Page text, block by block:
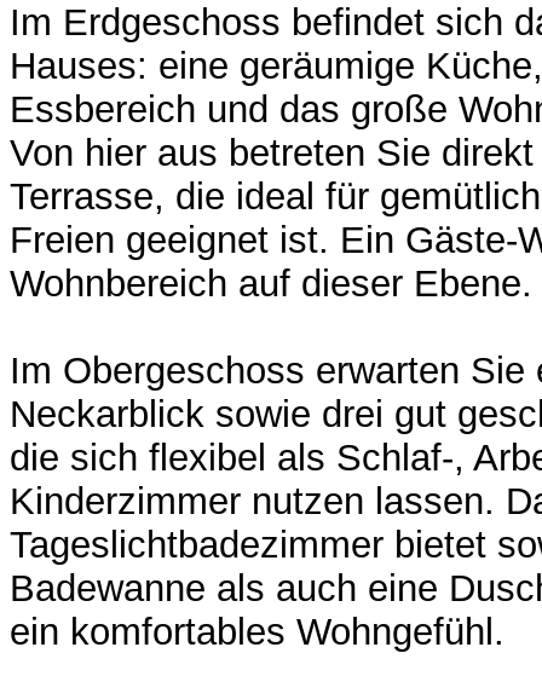
Im Erdgeschoss befindet sich
Hauses: eine geräumige
Essbereich und das große
Von hier aus betreten Sie
Terrasse, die ideal für
Freien geeignet ist. Ein Gäste-
Wohnbereich auf dieser Ebene.
Im Obergeschoss erwarten
Neckarblick sowie drei gut
die sich flexibel als Schlaf-,
Kinderzimmer nutzen lassen.
Tageslichtbadezimmer bietet
Badewanne als auch eine
ein komfortables Wohngefühl.